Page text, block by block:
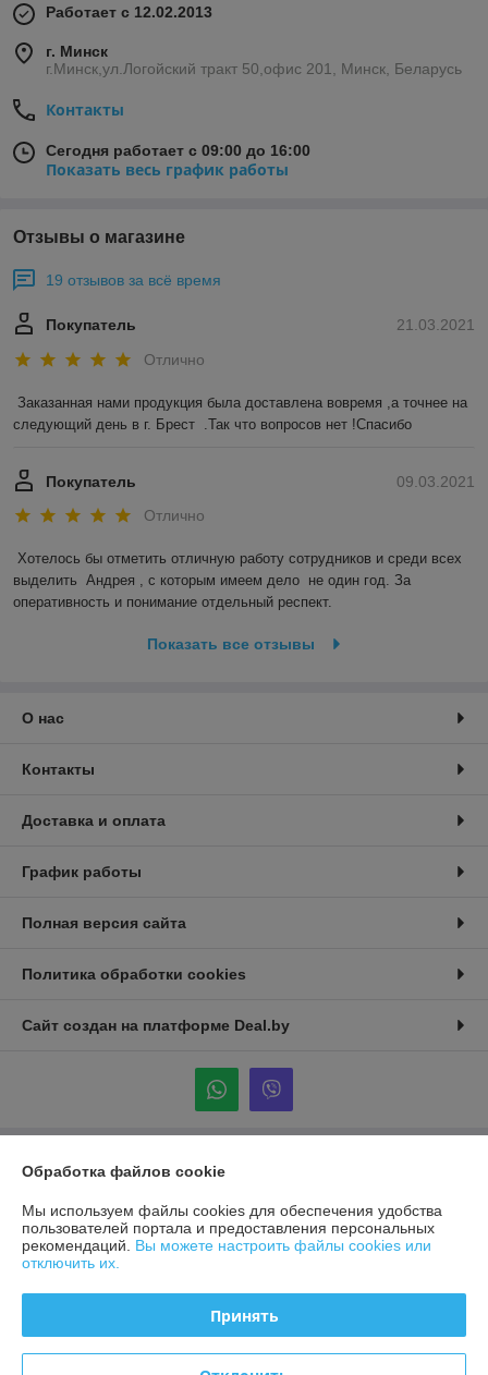
Работает с 12.02.2013
г. Минск
г.Минск,ул.Логойский тракт 50,офис 201, Минск, Беларусь
Контакты
Сегодня работает с 09:00 до 16:00
Показать весь график работы
Отзывы о магазине
19 отзывов за всё время
21.03.2021
Покупатель
Отлично
Заказанная нами продукция была доставлена вовремя ,а точнее на
следующий день в г. Брест  .Так что вопросов нет !Спасибо
09.03.2021
Покупатель
Отлично
Хотелось бы отметить отличную работу сотрудников и среди всех
выделить  Андрея , с которым имеем дело  не один год. За
оперативность и понимание отдельный респект.
Показать все отзывы
О нас
Контакты
Доставка и оплата
График работы
Полная версия сайта
Политика обработки cookies
Сайт создан на платформе Deal.by
Информация для покупателя
Юридическое лицо:ООО "АГРОДАХ"
223053, Республика Беларусь, Минский р-н, д.Боровая, д.1, оф.201
Регистрационный номер ЕГР: 191721677
УНП: 191721677
Регистрационный орган: Исполком Фрунзенского р-на
Дата регистрации компании: 10.02.2016
Обработка файлов cookie
Мы используем файлы cookies для обеспечения удобства
пользователей портала и предоставления персональных
рекомендаций. Вы можете настроить файлы cookies или
отключить их.
Принять